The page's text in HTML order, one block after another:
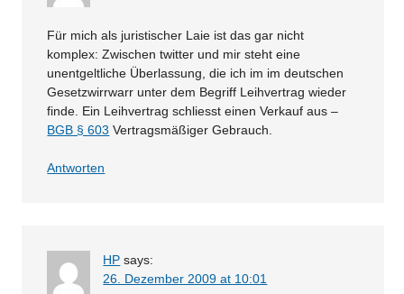
Für mich als juristischer Laie ist das gar nicht
komplex: Zwischen twitter und mir steht eine
unentgeltliche Überlassung, die ich im im deutschen
Gesetzwirrwarr unter dem Begriff Leihvertrag wieder
finde. Ein Leihvertrag schliesst einen Verkauf aus –
BGB § 603 Vertragsmäßiger Gebrauch.
Antworten
HP says:
26. Dezember 2009 at 10:01